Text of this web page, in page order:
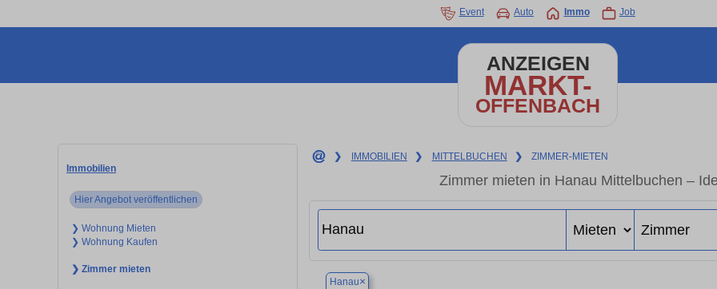
Event Auto Immo Job
ANZEIGEN
MARKT-
OFFENBACH
Immobilien
Hier Angebot veröffentlichen
❯ Wohnung Mieten
❯ Wohnung Kaufen
❯ Zimmer mieten
❯ IMMOBILIEN ❯ MITTELBUCHEN ❯ ZIMMER-MIETEN
Zimmer mieten in Hanau Mittelbuchen –
Hanau×